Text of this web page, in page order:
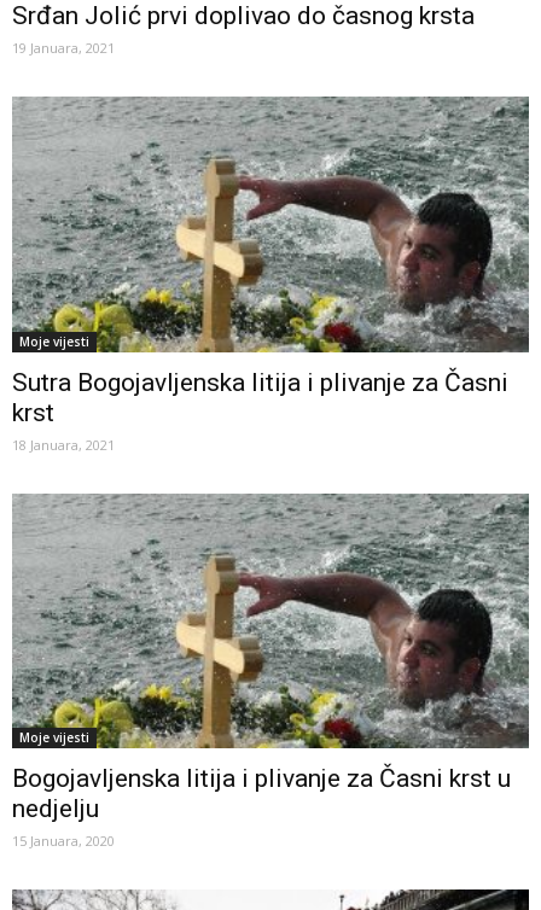
Srđan Jolić prvi doplivao do časnog krsta
19 Januara, 2021
Moje vijesti
Sutra Bogojavljenska litija i plivanje za Časni
krst
18 Januara, 2021
Moje vijesti
Bogojavljenska litija i plivanje za Časni krst u
nedjelju
15 Januara, 2020